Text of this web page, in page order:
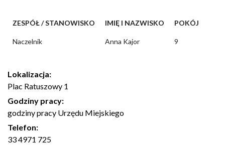
ZESPÓŁ / STANOWISKO IMIĘ I NAZWISKO POKÓJ
Naczelnik Anna Kajor 9
Lokalizacja
Plac Ratuszowy 1
Godziny pracy
godziny pracy Urzędu Miejskiego
Telefon
33 4971 725